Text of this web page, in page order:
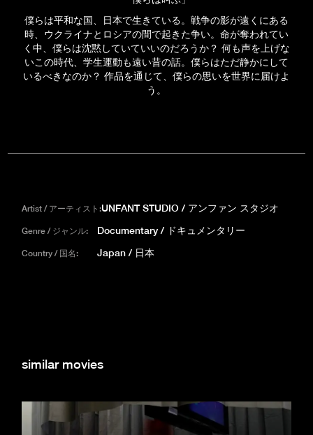
僕らは平和な国、日本で生きている。戦争の影が遠くにある
時、ウクライナとロシアの間で起きた争い。命が奪われてい
く中、僕らは沈黙していていいのだろうか？ 何も声を上げな
いこの時代、学生運動も遠い昔の話。僕らはただ静かにして
いるべきなのか？ 作品を通じて、僕らの思いを世界に届けよ
う。
Artist / アーティスト:UNFANT STUDIO / アンファン スタジオ
Genre / ジャンル: Documentary / ドキュメンタリー
Country / 国名: Japan / 日本
similar movies